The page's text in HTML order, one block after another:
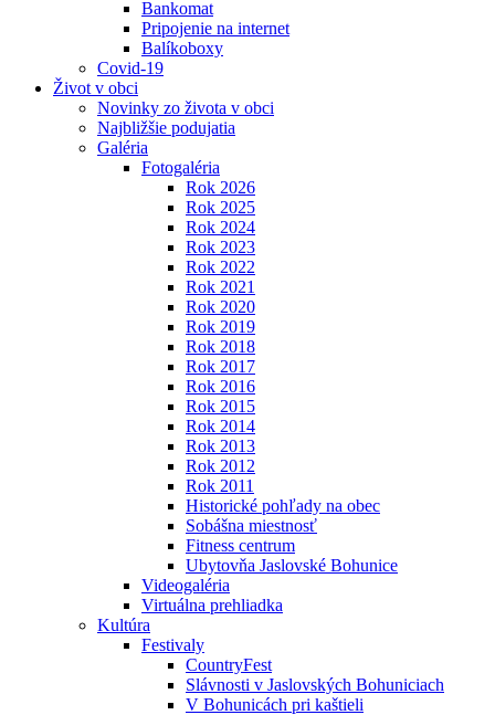
Bankomat
Pripojenie na internet
Balíkoboxy
Covid-19
Život v obci
Novinky zo života v obci
Najbližšie podujatia
Galéria
Fotogaléria
Rok 2026
Rok 2025
Rok 2024
Rok 2023
Rok 2022
Rok 2021
Rok 2020
Rok 2019
Rok 2018
Rok 2017
Rok 2016
Rok 2015
Rok 2014
Rok 2013
Rok 2012
Rok 2011
Historické pohľady na obec
Sobášna miestnosť
Fitness centrum
Ubytovňa Jaslovské Bohunice
Videogaléria
Virtuálna prehliadka
Kultúra
Festivaly
CountryFest
Slávnosti v Jaslovských Bohuniciach
V Bohunicách pri kaštieli